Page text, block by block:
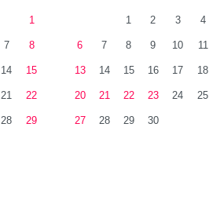
1
7 8
14 15
21 22
28 29
1 2 3 4
6 7 8 9 10 11
13 14 15 16 17 18
20 21 22 23 24 25
27 28 29 30